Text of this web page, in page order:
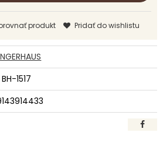
produkt Pridať do wishlistu
1517